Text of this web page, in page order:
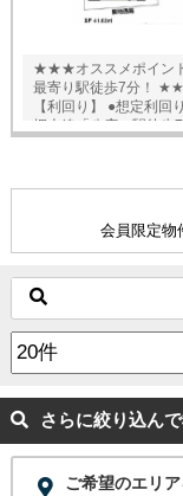
★★★オススメポイント
最寄り駅徒歩7分！ ★★★★★★★★★★★★★★★★★★★★★★★★
【利回り】 ●想定利回り20.11％ ●想定年収700万円 【交通】 ●京成
会員限定物
さらに絞り込ん
ご希望のエリ